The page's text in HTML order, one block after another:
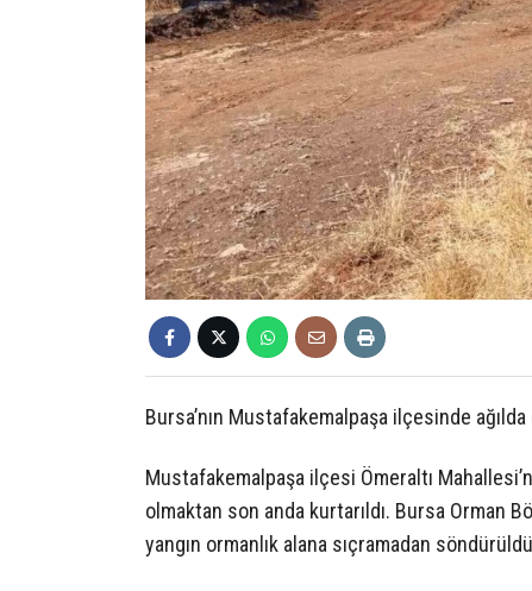
Bursa’nın Mustafakemalpaşa ilçesinde
Mustafakemalpaşa ilçesi Ömeraltı
olmaktan son anda kurtarıldı. Bursa Orman
yangın ormanlık alana sıçramadan